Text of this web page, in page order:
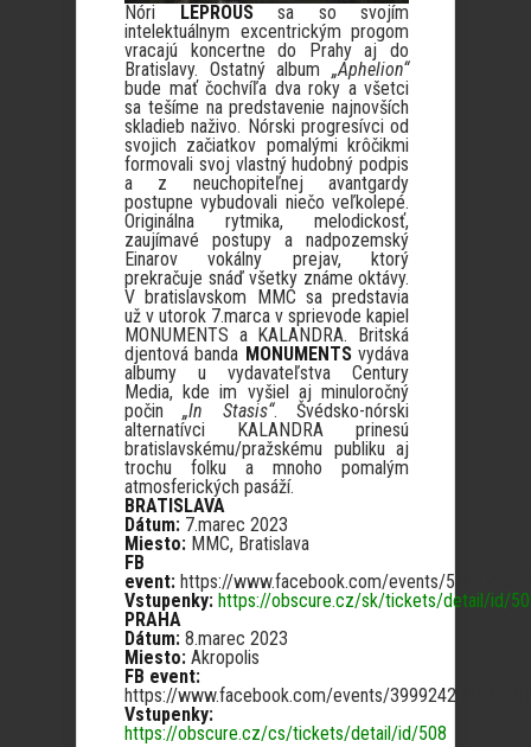
Nóri LEPROUSsa so svojím
intelektuálnym excentrickým progom
vracajú koncertne do Prahy aj do
Bratislavy. Ostatný album „Aphelion“
bude mať čochvíľa dva roky a všetci
sa tešíme na predstavenie najnovších
skladieb naživo. Nórski progresívci od
svojich začiatkov pomalými krôčikmi
formovali svoj vlastný hudobný podpis
a z neuchopiteľnej avantgardy
postupne vybudovali niečo veľkolepé.
Originálna rytmika, melodickosť,
zaujímavé postupy a nadpozemský
Einarov vokálny prejav, ktorý
prekračuje snáď všetky známe oktávy.
V bratislavskom MMC sa predstavia
už v utorok 7.marca v sprievode kapiel
MONUMENTS a KALANDRA. Britská
djentová banda MONUMENTSvydáva
albumy u vydavateľstva Century
Media, kde im vyšiel aj minuloročný
počin„In Stasis“. Švédsko-nórski
alternatívci KALANDRA prinesú
bratislavskému/pražskému publiku aj
trochu folku a mnoho pomalým
atmosferických pasáží.
BRATISLAVA
Dátum: 7.marec 2023
Miesto: MMC, Bratislava
FB
event: https://www.facebook.com/events/
Vstupenky: https://obscure.cz/sk/tickets/detail/id/
PRAHA
Dátum: 8.marec 2023
Miesto: Akropolis
FB event:
https://www.facebook.com/events/
Vstupenky:
https://obscure.cz/cs/tickets/detail/id/508